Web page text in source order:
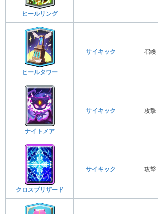
ヒールリング
ヒールタワー
サイキック 召喚
ナイトメア
サイキック 攻撃
クロスブリザード
サイキック 攻撃